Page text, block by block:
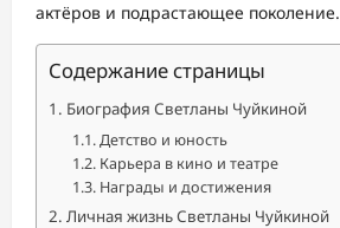
актёров и подрастающее поколение.
Содержание страницы
Биография Светланы Чуйкиной
Детство и юность
Карьера в кино и театре
Награды и достижения
Личная жизнь Светланы Чуйкиной